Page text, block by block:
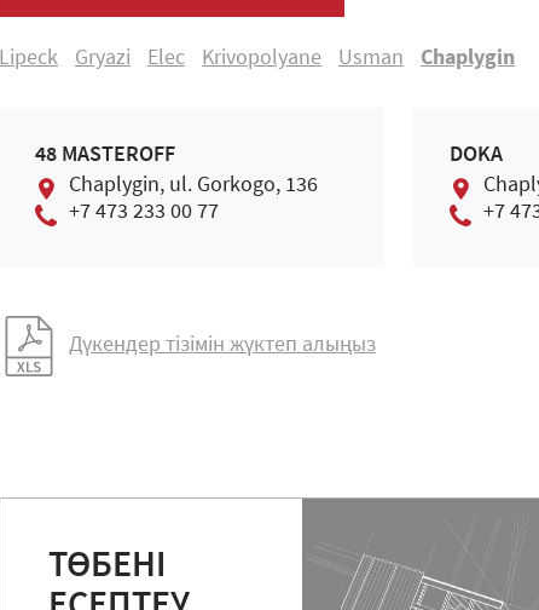
Lipeck Gryazi Elec Krivopolyane Usman Chaplygin
48 MASTEROFF
Chaplygin, ul. Gorkogo, 136
+7 473 233 00 77
DOKA
+7
Дүкендер тізімін жүктеп алыңыз
ТӨБЕНІ